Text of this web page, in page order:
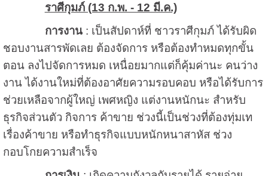
ราศีกุมภ์ (13 ก.พ. - 12 มี.ค.)
การงาน: เป็นสัปดาห์ที่ ชาวราศีกุมภ์ ได้รับผิด
ชอบงานสารพัดเลย ต้องจัดการ หรือต้องทำหมดทุกขั้น
ตอน ลงไปจัดการหมด เหนื่อยมากแต่ก็คุ้มค่านะ คนว่าง
งาน ได้งานใหม่ที่ต้องอาศัยความรอบคอบ หรือได้รับการ
ช่วยเหลือจากผู้ใหญ่ เพศหญิง แต่งานหนักนะ สำหรับ
ธุรกิจส่วนตัว กิจการ ค้าขาย ช่วงนี้เป็นช่วงที่ต้องทุ่มเท
เรื่องค้าขาย หรือทำธุรกิจแบบหนักหนาสาหัส ช่วง
กอบโกยความสำเร็จ